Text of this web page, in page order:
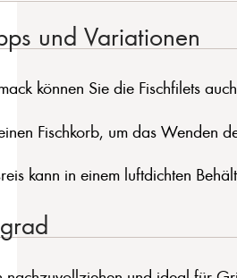
und Variationen
können Sie die Fischfilets
Fischkorb, um das Wenden
kann in einem luftdichten